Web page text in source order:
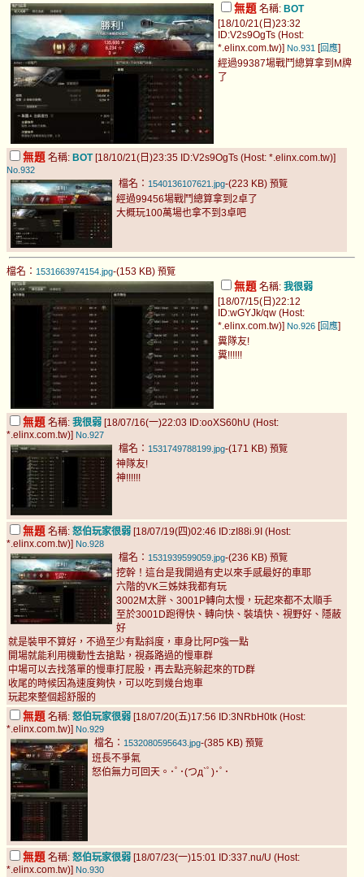
無題 名稱: BOT
[18/10/21(日)23:32
ID:V2s9OgTs (Host:
*.elinx.com.tw)] No.931 [回應]
經過99387場戰鬥總算拿到M牌
了
無題 名稱: BOT[18/10/21(日)23:35 ID:V2s9OgTs (Host: *.elinx.com.tw)]
No.932
檔名： 1540136107621.jpg-(223 KB) 預覽
經過99456場戰鬥總算拿到2卓了
大概玩100萬場也拿不到3卓吧
檔名： 1531663974154.jpg-(153 KB) 預覽
無題 名稱: 我很弱
[18/07/15(日)22:12
ID:wGYJk/qw (Host:
*.elinx.com.tw)] No.926 [回應]
糞隊友!
糞!!!!!!
無題 名稱: 我很弱 [18/07/16(一)22:03 ID:ooXS60hU (Host:
*.elinx.com.tw)] No.927
檔名： 1531749788199.jpg-(171 KB) 預覽
神隊友!
神!!!!!!
無題 名稱: 怒伯玩家很弱 [18/07/19(四)02:46 ID:zI88i.9I (Host:
*.elinx.com.tw)] No.928
檔名： 1531939599059.jpg-(236 KB) 預覽
挖幹！這台是我開過有史以來手感最好的車耶
六階的VK三姊妹我都有玩
3002M太胖、3001P轉向太慢，玩起來都不太順手
至於3001D跑得快、轉向快、裝填快、視野好、隱蔽
好
就是裝甲不算好，不過至少有點斜度，車身比阿P強一點
開場就能利用機動性去搶點，視姦路過的慢車群
中場可以去找落單的慢車打屁股，再去點亮躲起來的TD群
收尾的時候因為速度夠快，可以吃到幾台炮車
玩起來整個超舒服的
無題 名稱: 怒伯玩家很弱 [18/07/20(五)17:56 ID:3NRbH0tk (Host:
*.elinx.com.tw)] No.929
檔名： 1532080595643.jpg-(385 KB) 預覽
班長不爭氣
怒伯無力可回天。･ﾟ･(つд`ﾟ)･ﾟ･
無題 名稱: 怒伯玩家很弱 [18/07/23(一)15:01 ID:337.nu/U (Host:
*.elinx.com.tw)] No.930